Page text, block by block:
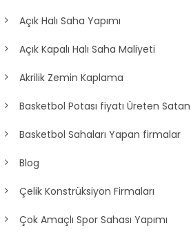
Açık Halı Saha Yapımı
Açık Kapalı Halı Saha Maliyeti
Akrilik Zemin Kaplama
Basketbol Potası fiyatı Üreten
Basketbol Sahaları Yapan firmalar
Blog
Çelik Konstrüksiyon Firmaları
Çok Amaçlı Spor Sahası Yapımı